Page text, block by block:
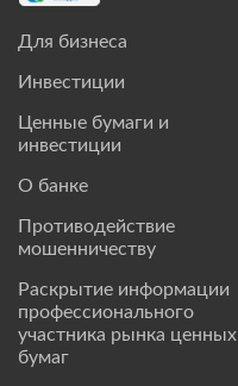
Для бизнеса
Инвестиции
Ценные бумаги и
инвестиции
О банке
Противодействие
мошенничеству
Раскрытие информации
профессионального
участника рынка ценных
бумаг